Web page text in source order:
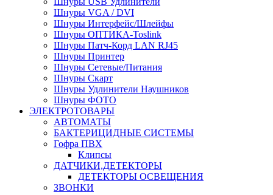
Шнуры VGA / DVI
Шнуры Интерфейс/Шлейфы
Шнуры ОПТИКА-Toslink
Шнуры Патч-Корд LAN RJ45
Шнуры Принтер
Шнуры Сетевые/Питания
Шнуры Скарт
Шнуры Удлинители Наушников
Шнуры ФОТО
ЭЛЕКТРОТОВАРЫ
АВТОМАТЫ
БАКТЕРИЦИДНЫЕ СИСТЕМЫ
Гофра ПВХ
Клипсы
ДАТЧИКИ,ДЕТЕКТОРЫ
ДЕТЕКТОРЫ ОСВЕЩЕНИЯ
ЗВОНКИ